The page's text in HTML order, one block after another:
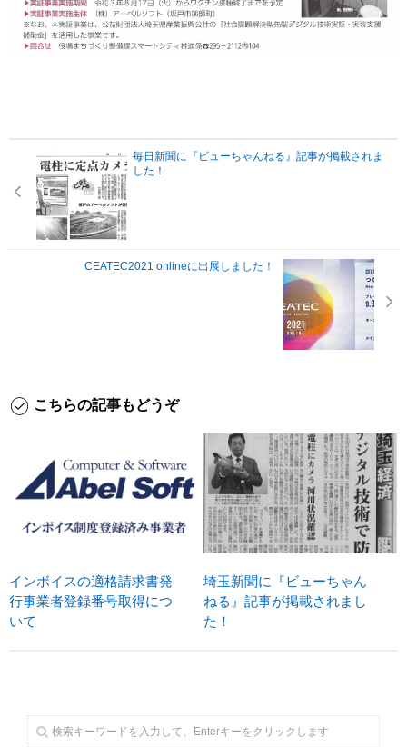
毎日新聞に『ビューちゃんねる』記事が掲載されま
した！
CEATEC2021 onlineに出展しました！
こちらの記事もどうぞ
インボイスの適格請求書発
行事業者登録番号取得につ
いて
埼玉新聞に『ビューちゃん
ねる』記事が掲載されまし
た！